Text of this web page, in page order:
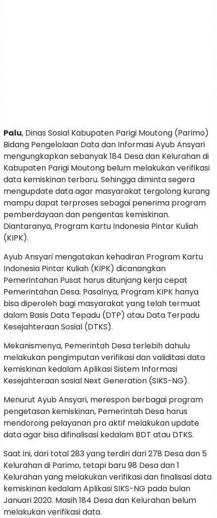
Palu, Dinas Sosial Kabupaten Parigi Moutong (Parimo)
Bidang Pengelolaan Data dan Informasi Ayub Ansyari
mengungkapkan sebanyak 184 Desa dan Kelurahan di
Kabupaten Parigi Moutong belum melakukan verifikasi
data kemiskinan terbaru. Sehingga diminta segera
mengupdate data agar masyarakat tergolong kurang
mampu dapat terproses sebagai penerima program
pemberdayaan dan pengentas kemiskinan.
Diantaranya, Program Kartu Indonesia Pintar Kuliah
(KIPK).
Ayub Ansyari mengatakan kehadiran Program Kartu
Indonesia Pintar Kuliah (KIPK) dicanangkan
Pemerintahan Pusat harus ditunjang kerja cepat
Pemerintahan Desa. Pasalnya, Program KIPK hanya
bisa diperoleh bagi masyarakat yang telah termuat
dalam Basis Data Tepadu (DTP) atau Data Terpadu
Kesejahteraan Sosial (DTKS).
Mekanismenya, Pemerintah Desa terlebih dahulu
melakukan pengimputan verifikasi dan validitasi data
kemiskinan kedalam Aplikasi Sistem Informasi
Kesejahteraan sosial Next Generation (SIKS-NG).
Menurut Ayub Ansyari, merespon berbagai program
pengetasan kemiskinan, Pemerintah Desa harus
mendorong pelayanan pro aktif melakukan update
data agar bisa difinalisasi kedalam BDT atau DTKS.
Saat ini, dari total 283 yang terdiri dari 278 Desa dan 5
Kelurahan di Parimo, tetapi baru 98 Desa dan 1
Kelurahan yang melakukan verifikasi dan finalisasi data
kemiskinan kedalam Aplikasi SIKS-NG pada bulan
Januari 2020. Masih 184 Desa dan Kelurahan belum
melakukan verifikasi data.